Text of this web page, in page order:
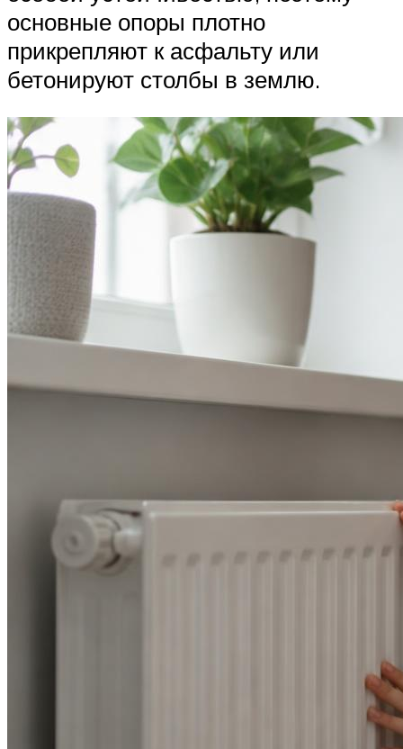
основные опоры плотно
прикрепляют к асфальту или
бетонируют столбы в землю.